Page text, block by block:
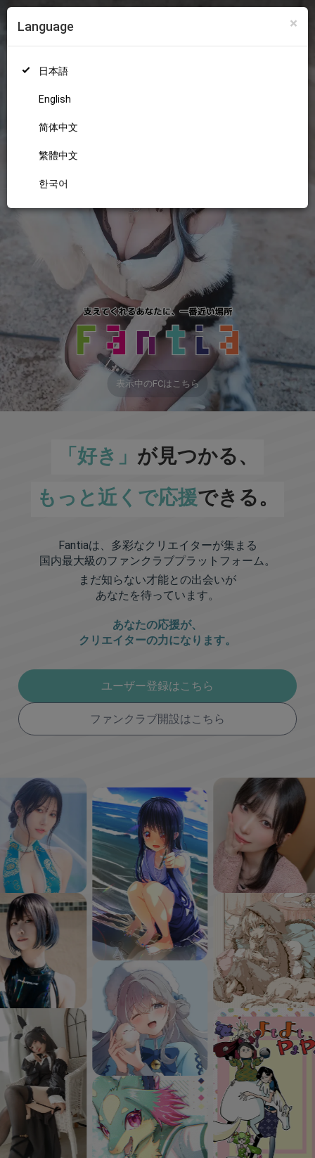
×
Language
日本語
English
简体中文
繁體中文
한국어
18+
表示中のFCはこちら
「好き」 が見つかる、
もっと近くで応援できる。
Fantiaは、多彩なクリエイターが集まる
国内最大級のファンクラブプラットフォーム。
まだ知らない才能との出会いが
あなたを待っています。
あなたの応援が、
クリエイターの力になります。
ユーザー登録はこちら
ファンクラブ開設はこちら